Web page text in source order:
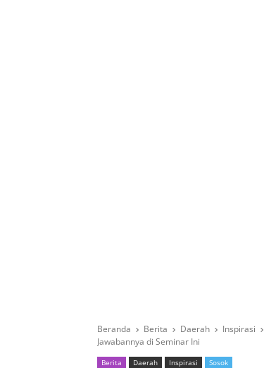
Beranda Berita Daerah Inspirasi
Jawabannya di Seminar Ini
Berita Daerah Inspirasi Sosok